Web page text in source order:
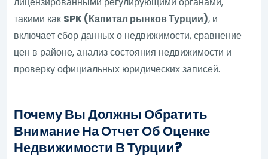
такими как SPK (Капитал рынков Турции), и
включает сбор данных о недвижимости, сравнение
цен в районе, анализ состояния недвижимости и
проверку официальных юридических записей.
Почему Вы Должны Обратить
Внимание На Отчет Об Оценке
Недвижимости В Турции?